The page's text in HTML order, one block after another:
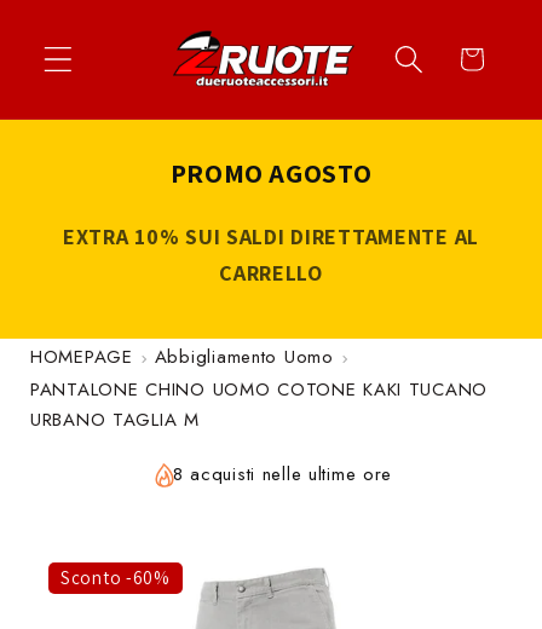
Vai al piè di página
Apri widget di accessibilità
ai contenuti
Carrello
PROMO AGOSTO
EXTRA 10% SUI SALDI DIRETTAMENTE AL
CARRELLO
HOMEPAGE
Abbigliamento Uomo
PANTALONE CHINO UOMO COTONE KAKI TUCANO
URBANO TAGLIA M
8 acquisti nelle ultime ore
Sconto -60%